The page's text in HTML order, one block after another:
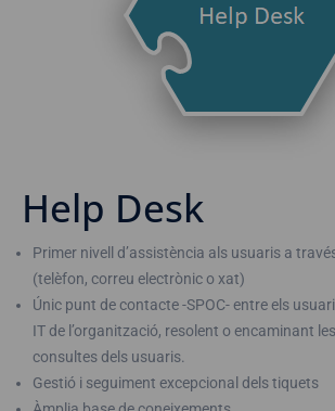
Help Desk
Primer nivell d’assistència als usuaris a
(telèfon, correu electrònic o xat)
Únic punt de contacte -SPOC- entre els
IT de l’organització, resolent o encaminant
consultes dels usuaris.
Gestió i seguiment excepcional dels tiquets